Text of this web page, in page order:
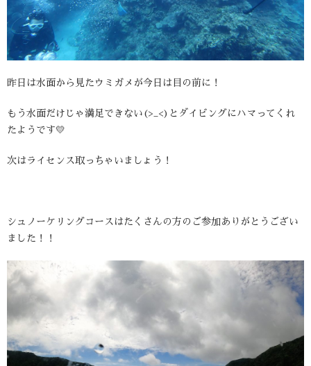
昨日は水面から見たウミガメが今日は目の前に！
もう水面だけじゃ満足できない(>_<)とダイビングにハマってくれ
たようです💛
次はライセンス取っちゃいましょう！
シュノーケリングコースはたくさんの方のご参加ありがとうござい
ました！！